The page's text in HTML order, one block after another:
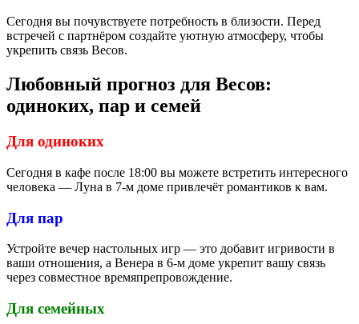
Сегодня вы почувствуете потребность в близости. Перед
встречей с партнёром создайте уютную атмосферу, чтобы
укрепить связь Весов.
Любовный прогноз для Весов:
одиноких, пар и семей
Для одиноких
Сегодня в кафе после 18:00 вы можете встретить интересного
человека — Луна в 7-м доме привлечёт романтиков к вам.
Для пар
Устройте вечер настольных игр — это добавит игривости в
ваши отношения, а Венера в 6-м доме укрепит вашу связь
через совместное времяпрепровождение.
Для семейных